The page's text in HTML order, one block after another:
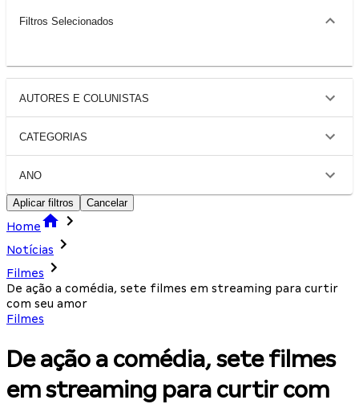
Filtros Selecionados
AUTORES E COLUNISTAS
CATEGORIAS
ANO
Aplicar filtros Cancelar
Home
Notícias
Filmes
De ação a comédia, sete filmes em streaming para curtir
com seu amor
Filmes
De ação a comédia, sete filmes
em streaming para curtir com